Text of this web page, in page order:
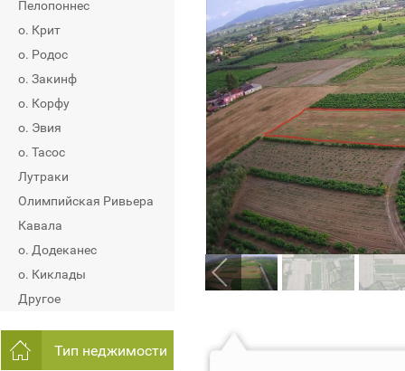
Пелопоннес
о. Крит
о. Родос
о. Закинф
о. Корфу
о. Эвия
о. Тасос
Лутраки
Олимпийская Ривьера
Кавала
о. Додеканес
о. Киклады
Другое
Тип неджимости